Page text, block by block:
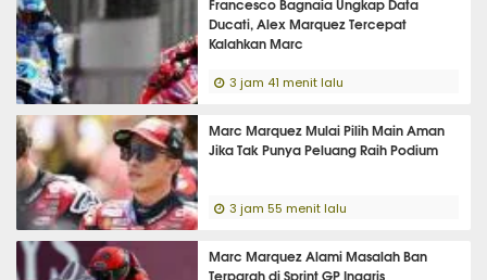
Ducati, Alex Marquez Tercepat
Kalahkan Marc
3 jam 41 menit lalu
Marc Marquez Mulai Pilih Main Aman
Jika Tak Punya Peluang Raih Podium
3 jam 55 menit lalu
Marc Marquez Alami Masalah Ban
Terparah di Sprint GP Inggris